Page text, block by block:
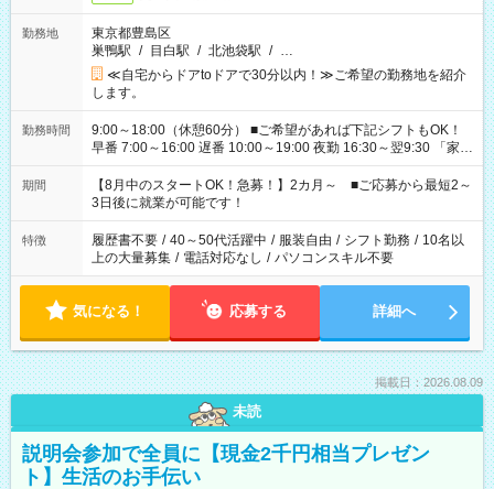
勤務地
東京都豊島区
巣鴨駅 / 目白駅 / 北池袋駅 / …
≪自宅からドアtoドアで30分以内！≫ご希望の勤務地を紹介
します。
勤務時間
9:00～18:00（休憩60分） ■ご希望があれば下記シフトもOK！
早番 7:00～16:00 遅番 10:00～19:00 夜勤 16:30～翌9:30 「家族
と休みを合わせたい」 「余裕を持って夕飯の準備がしたい」
「できれば残業はしたくない」 など、ご希望を教えてください
ね。 ※Wワーク希望の方へ 今ご覧のお仕事で希望する勤務時間
と、もう1つのお仕事の勤務時間。 合計で週40時間を超える場
合は応募できません。
期間
【8月中のスタートOK！急募！】2カ月～ ■ご応募から最短2～
3日後に就業が可能です！
特徴 履歴書不要 / 40～50代活躍中 / 服装自由 / シフト勤務 / 10名以
上の大量募集 / 電話対応なし / パソコンスキル不要
気になる！ 応募する 詳細へ
掲載日：2026.08.09
未読
説明会参加で全員に【現金2千円相当プレゼン
ト】生活のお手伝い